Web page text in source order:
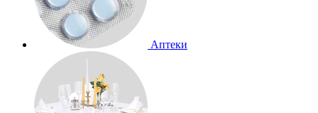
Аптеки